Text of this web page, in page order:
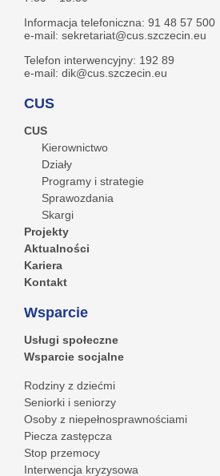
Informacja telefoniczna: 91 48 57 500
e-mail: sekretariat@cus.szczecin.eu
Telefon interwencyjny: 192 89
e-mail: dik@cus.szczecin.eu
CUS
CUS
Kierownictwo
Działy
Programy i strategie
Sprawozdania
Skargi
Projekty
Aktualności
Kariera
Kontakt
Wsparcie
Usługi społeczne
Wsparcie socjalne
Rodziny z dziećmi
Seniorki i seniorzy
Osoby z niepełnosprawnościami
Piecza zastępcza
Stop przemocy
Interwencja kryzysowa